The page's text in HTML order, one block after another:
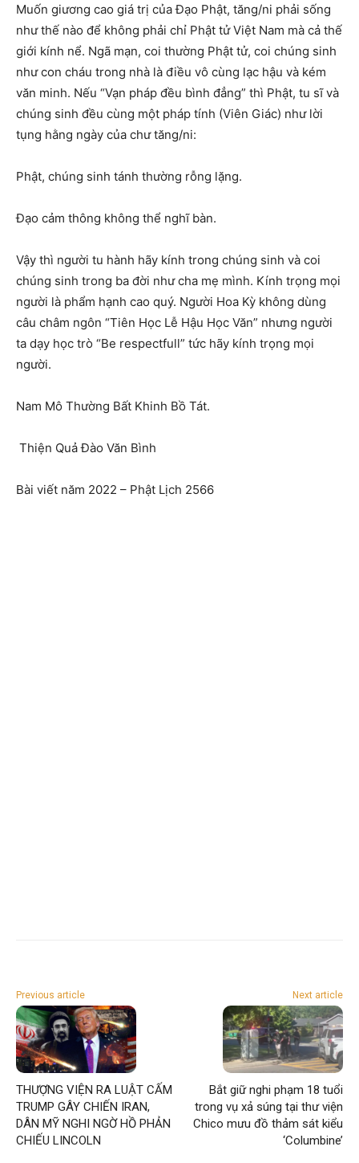
Muốn giương cao giá trị của Đạo Phật, tăng/ni phải sống
như thế nào để không phải chỉ Phật tử Việt Nam mà cả thế
giới kính nể. Ngã mạn, coi thường Phật tử, coi chúng sinh
như con cháu trong nhà là điều vô cùng lạc hậu và kém
văn minh. Nếu “Vạn pháp đều bình đẳng” thì Phật, tu sĩ và
chúng sinh đều cùng một pháp tính (Viên Giác) như lời
tụng hằng ngày của chư tăng/ni:
Phật, chúng sinh tánh thường rỗng lặng.
Đạo cảm thông không thể nghĩ bàn.
Vậy thì người tu hành hãy kính trong chúng sinh và coi
chúng sinh trong ba đời như cha mẹ mình. Kính trọng mọi
người là phẩm hạnh cao quý. Người Hoa Kỳ không dùng
câu châm ngôn “Tiên Học Lễ Hậu Học Văn” nhưng người
ta dạy học trò “Be respectfull” tức hãy kính trọng mọi
người.
Nam Mô Thường Bất Khinh Bồ Tát.
Thiện Quả Đào Văn Bình
Bài viết năm 2022 – Phật Lịch 2566
Previous article
THƯỢNG VIỆN RA LUẬT CẤM
TRUMP GÂY CHIẾN IRAN,
DÂN MỸ NGHI NGỜ HỒ PHẢN
CHIẾU LINCOLN
Next article
Bắt giữ nghi phạm 18 tuổi
trong vụ xả súng tại thư viện
Chico mưu đồ thảm sát kiểu
‘Columbine’